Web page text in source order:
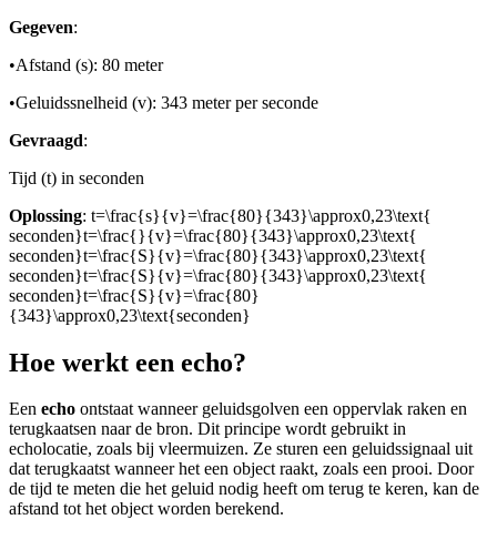
Gegeven:
•Afstand (s): 80 meter
•Geluidssnelheid (v): 343 meter per seconde
Gevraagd:
Tijd (t) in seconden
Oplossing: t=\frac{s}{v}=\frac{80}{343}\approx0,23\text{
seconden}t=\frac{}{v}=\frac{80}{343}\approx0,23\text{
seconden}t=\frac{S}{v}=\frac{80}{343}\approx0,23\text{
seconden}t=\frac{S}{v}=\frac{80}{343}\approx0,23\text{
seconden}t=\frac{S}{v}=\frac{80}
{343}\approx0,23\text{seconden}
Hoe werkt een echo?
Een echo ontstaat wanneer geluidsgolven een oppervlak raken en
terugkaatsen naar de bron. Dit principe wordt gebruikt in
echolocatie, zoals bij vleermuizen. Ze sturen een geluidssignaal uit
dat terugkaatst wanneer het een object raakt, zoals een prooi. Door
de tijd te meten die het geluid nodig heeft om terug te keren, kan de
afstand tot het object worden berekend.